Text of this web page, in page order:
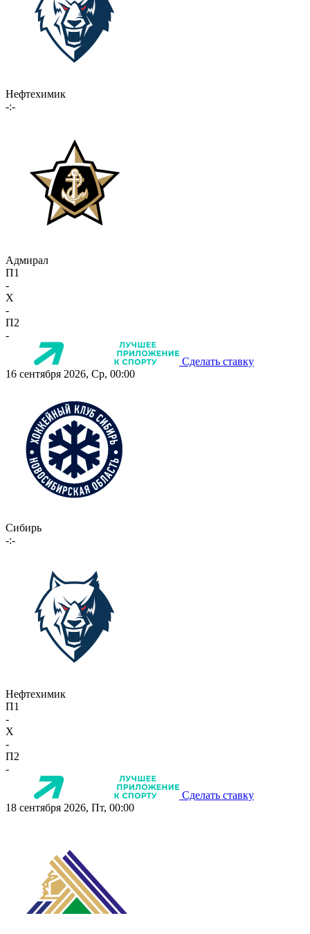
Нефтехимик
-:-
Адмирал
П1
-
X
-
П2
-
Сделать ставку
16 сентября 2026, Ср, 00:00
Сибирь
-:-
Нефтехимик
П1
-
X
-
П2
-
Сделать ставку
18 сентября 2026, Пт, 00:00